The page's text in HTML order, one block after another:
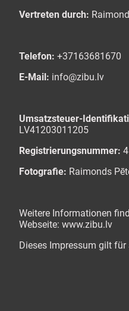
Vertreten durch:
Telefon: +37163681670
E-Mail: info@zibu.lv
Umsatzsteuer-
LV41203011205
Registrierungsnummer:
Fotografie: Raimonds
Weitere Informationen
Webseite: www.zibu.lv
Dieses Impressum gilt für